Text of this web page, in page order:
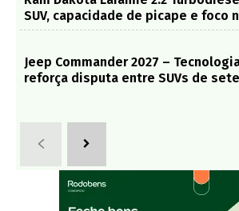
SUV, capacidade de picape e foco
Jeep Commander 2027 –
reforça disputa entre SUVs de